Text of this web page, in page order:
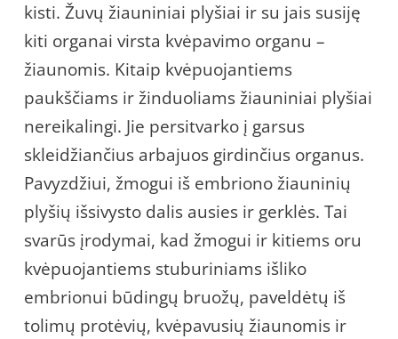
kisti. Žuvų žiauniniai plyšiai ir su jais susiję
kiti organai virsta kvėpavimo organu –
žiaunomis. Kitaip kvėpuojantiems
paukščiams ir žinduoliams žiauniniai plyšiai
nereikalingi. Jie persitvarko į garsus
skleidžiančius arbajuos girdinčius organus.
Pavyzdžiui, žmogui iš embriono žiauninių
plyšių išsivysto dalis ausies ir gerklės. Tai
svarūs įrodymai, kad žmogui ir kitiems oru
kvėpuojantiems stuburiniams išliko
embrionui būdingų bruožų, paveldėtų iš
tolimų protėvių, kvėpavusių žiaunomis ir